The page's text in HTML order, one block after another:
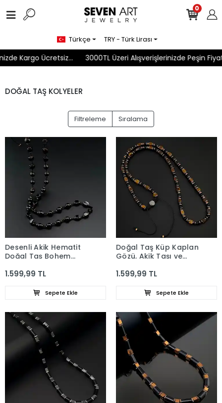
Kargo Ücretsiz... 3000TL Üzeri Alışverişlerinizde Peşin
0
Türkçe TRY - Türk Lirası
DOĞAL TAŞ KOLYELER
Filtreleme Sıralama
Desenli Akik Hematit
Doğal Taş Bohem
1.599,99 TL
Sepete Ekle
Doğal Taş Küp Kaplan
Gözü, Akik Taşı ve
1.599,99 TL
Sepete Ekle